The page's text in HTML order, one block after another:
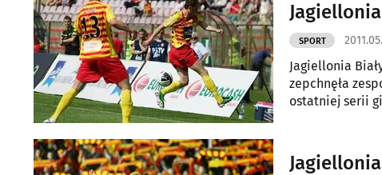
SPORT
Jagiellonia
zepchnęła
ostatniej serii
wygranej